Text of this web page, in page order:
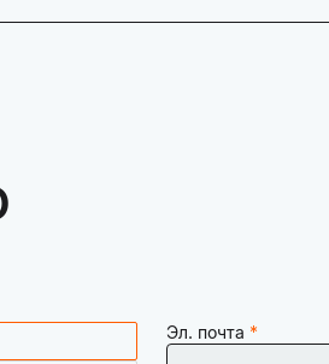
Эл. почта